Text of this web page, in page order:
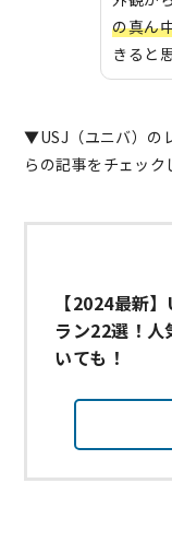
の真ん
きると
▼USJ（ユニバ）の
らの記事をチェック
【2024最新
ラン22選！人
いても！